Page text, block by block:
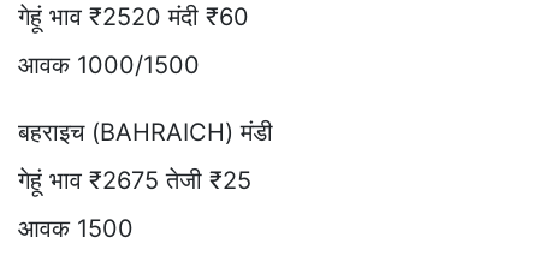
गेहूं भाव ₹2520 मंदी ₹60
आवक 1000/1500
बहराइच (BAHRAICH) मंडी
गेहूं भाव ₹2675 तेजी ₹25
आवक 1500